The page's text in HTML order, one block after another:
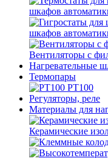
шкафов
шкафов
Вентиляторы с
Нагревательные
Термопары
PT100
Регуляторы, реле
Материалы для
Керамические